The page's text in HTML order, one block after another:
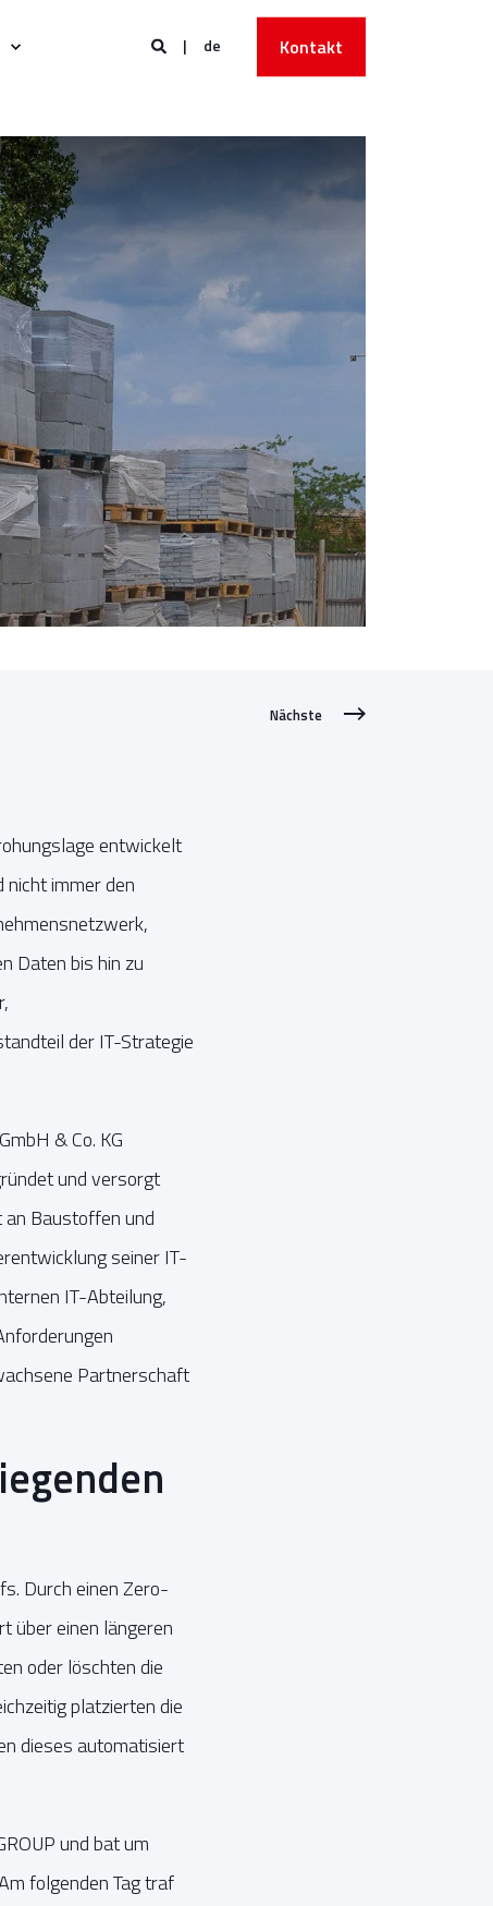
de Kontakt
Nächste
entwickelt
immer den
Daten bis hin zu
der IT-Strategie
& Co. KG
und versorgt
Baustoffen und
seiner IT-
IT-Abteilung,
Partnerschaft
Durch einen Zero-
über einen längeren
oder löschten die
platzierten die
dieses automatisiert
und bat um
folgenden Tag traf